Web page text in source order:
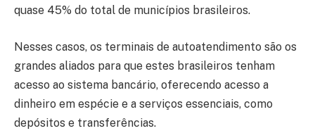
quase 45% do total de municípios brasileiros.
Nesses casos, os terminais de autoatendimento são os
grandes aliados para que estes brasileiros tenham
acesso ao sistema bancário, oferecendo acesso a
dinheiro em espécie e a serviços essenciais, como
depósitos e transferências.